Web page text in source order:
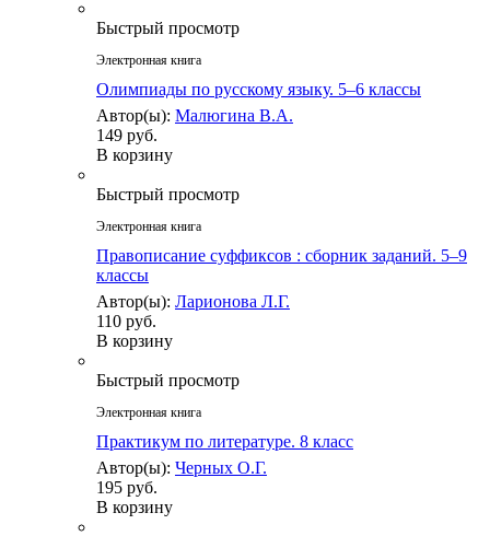
Быстрый просмотр
Электронная книга
Олимпиады по русскому языку. 5–6 классы
Автор(ы): Малюгина В.А.
149 руб.
В корзину
Быстрый просмотр
Электронная книга
Правописание суффиксов : cборник заданий. 5–9
классы
Автор(ы): Ларионова Л.Г.
110 руб.
В корзину
Быстрый просмотр
Электронная книга
Практикум по литературе. 8 класс
Автор(ы): Черных О.Г.
195 руб.
В корзину